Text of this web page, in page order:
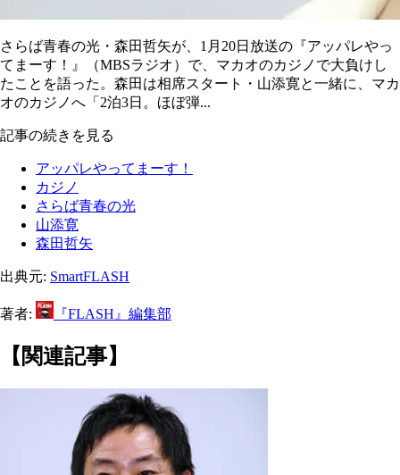
さらば青春の光・森田哲矢が、1月20日放送の『アッパレやっ
てまーす！』（MBSラジオ）で、マカオのカジノで大負けし
たことを語った。森田は相席スタート・山添寛と一緒に、マカ
オのカジノへ「2泊3日。ほぼ弾...
記事の続きを見る
アッパレやってまーす！
カジノ
さらば青春の光
山添寛
森田哲矢
出典元: SmartFLASH
著者: 『FLASH』編集部
【関連記事】